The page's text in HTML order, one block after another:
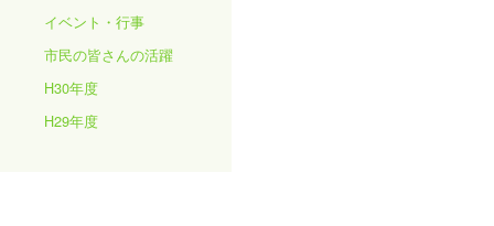
イベント・行事
市民の皆さんの活躍
H30年度
H29年度